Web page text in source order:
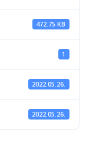
472.75 KB
1
2022.05.26.
2022.05.26.